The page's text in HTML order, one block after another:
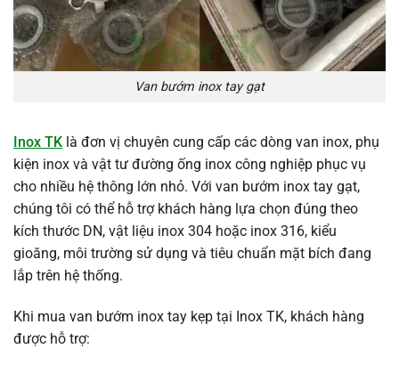
Van bướm inox tay gạt
Inox TK là đơn vị chuyên cung cấp các dòng van inox, phụ
kiện inox và vật tư đường ống inox công nghiệp phục vụ
cho nhiều hệ thông lớn nhỏ. Với van bướm inox tay gạt,
chúng tôi có thể hỗ trợ khách hàng lựa chọn đúng theo
kích thước DN, vật liệu inox 304 hoặc inox 316, kiểu
gioăng, môi trường sử dụng và tiêu chuẩn mặt bích đang
lắp trên hệ thống.
Khi mua van bướm inox tay kẹp tại Inox TK, khách hàng
được hỗ trợ: